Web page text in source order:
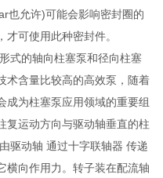
也允许)可能会影响密封圈的
可使用此种密封件。
式的轴向柱塞泵和径向柱塞
术含量比较高的高效泵，随着
成为柱塞泵应用领域的重要组
复运动方向与驱动轴垂直的柱
驱动轴 通过十字联轴器 传递
横向作用力。转子装在配流轴